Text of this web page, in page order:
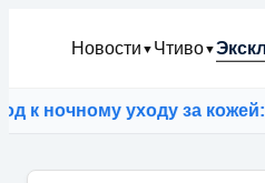
Новости ▼ Чтиво▼
уходу за кожей: